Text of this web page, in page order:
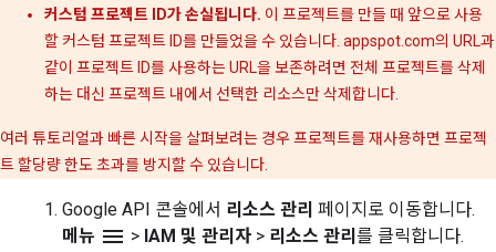
커스텀 프로젝트 ID가 손실됩니다. 이 프로젝트를 만들 때 앞으로 사용
할 커스텀 프로젝트 ID를 만들었을 수 있습니다. appspot.com의 URL과
같이 프로젝트 ID를 사용하는 URL을 보존하려면 전체 프로젝트를 삭제
하는 대신 프로젝트 내에서 선택한 리소스만 삭제합니다.
여러 튜토리얼과 빠른 시작을 살펴보려는 경우 프로젝트를 재사용하면 프로젝
트 할당량 한도 초과를 방지할 수 있습니다.
Google API 콘솔에서 리소스 관리 페이지로 이동합니다.
메뉴 menu > IAM 및 관리자 > 리소스 관리 를 클릭합니다.